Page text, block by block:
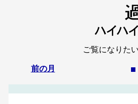
ご覧になりた
前の月 ■